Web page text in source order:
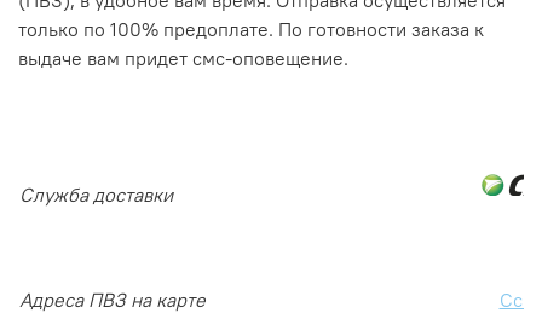
только по 100% предоплате. По готовности заказа к
выдаче вам придет смс-оповещение.
Служба доставки
Адреса ПВЗ на карте